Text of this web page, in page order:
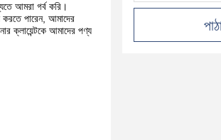
আমরা গর্ব করি।
করতে পারেন, আমাদের
ক্লায়েন্টকে আমাদের পণ্য